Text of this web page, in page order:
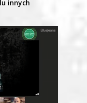
innych